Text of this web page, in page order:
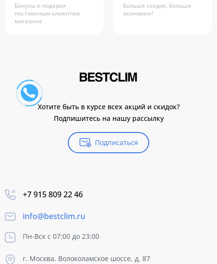
Бонусы и подарки
постоянным клиентам
магазина
Больше скидок, больше
экономии!
Хотите быть в курсе всех акций и скидок?
Подпишитесь на нашу рассылку
Подписаться
+7 915 809 22 46
info@bestclim.ru
Пн-Вск с 07:00 до 23:00
г. Москва, Волоколамское шоссе, д. 87